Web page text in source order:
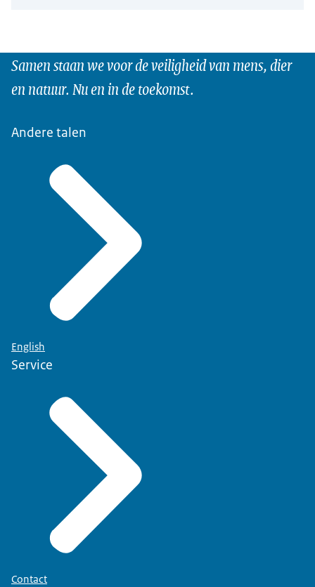
Samen staan we voor de veiligheid van mens, dier
en natuur. Nu en in de toekomst.
Andere talen
English
Service
Contact